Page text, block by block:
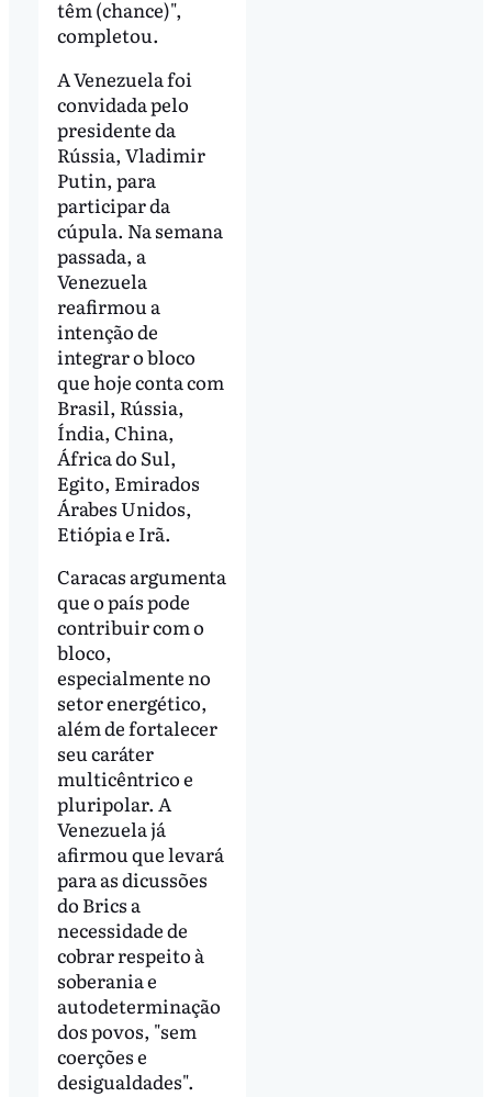
têm (chance)",
completou.
A Venezuela foi
convidada pelo
presidente da
Rússia, Vladimir
Putin, para
participar da
cúpula. Na semana
passada, a
Venezuela
reafirmou a
intenção de
integrar o bloco
que hoje conta com
Brasil, Rússia,
Índia, China,
África do Sul,
Egito, Emirados
Árabes Unidos,
Etiópia e Irã.
Caracas argumenta
que o país pode
contribuir com o
bloco,
especialmente no
setor energético,
além de fortalecer
seu caráter
multicêntrico e
pluripolar. A
Venezuela já
afirmou que levará
para as dicussões
do Brics a
necessidade de
cobrar respeito à
soberania e
autodeterminação
dos povos, "sem
coerções e
desigualdades".